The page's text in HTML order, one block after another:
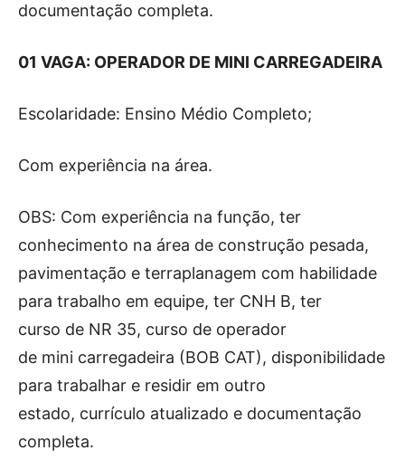
documentação completa.
01 VAGA: OPERADOR DE MINI CARREGADEIRA
Escolaridade: Ensino Médio Completo;
Com experiência na área.
OBS: Com experiência na função, ter
conhecimento na área de construção pesada,
pavimentação e terraplanagem com habilidade
para trabalho em equipe, ter CNH B, ter
curso de NR 35, curso de operador
de mini carregadeira (BOB CAT), disponibilidade
para trabalhar e residir em outro
estado, currículo atualizado e documentação
completa.